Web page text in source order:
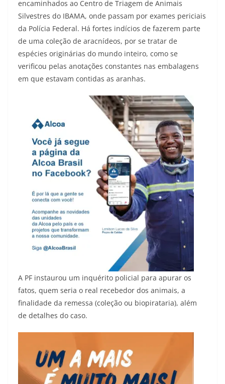
encaminhados ao Centro de Triagem de Animais
Silvestres do IBAMA, onde passam por exames periciais
da Polícia Federal. Há fortes indícios de fazerem parte
de uma coleção de aracnídeos, por se tratar de
espécies originárias do mundo inteiro, como se
verificou pelas anotações constantes nas embalagens
em que estavam contidas as aranhas.
A PF instaurou um inquérito policial para apurar os
fatos, quem seria o real recebedor dos animais, a
finalidade da remessa (coleção ou biopirataria), além
de detalhes do caso.